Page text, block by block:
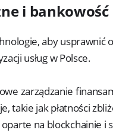
i
aby usprawnić
usług w Polsce.
zarządzanie
takie jak płatności
na blockchainie i